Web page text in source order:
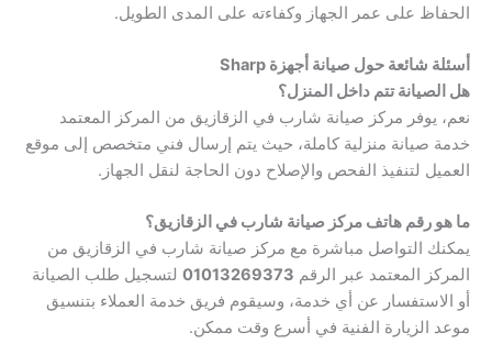
الحفاظ على عمر الجهاز وكفاءته على المدى الطويل.
أسئلة شائعة حول صيانة أجهزة Sharp
هل الصيانة تتم داخل المنزل؟
نعم، يوفر مركز صيانة شارب في الزقازيق من المركز المعتمد
خدمة صيانة منزلية كاملة، حيث يتم إرسال فني متخصص إلى موقع
العميل لتنفيذ الفحص والإصلاح دون الحاجة لنقل الجهاز.
ما هو رقم هاتف مركز صيانة شارب في الزقازيق؟
يمكنك التواصل مباشرة مع مركز صيانة شارب في الزقازيق من
المركز المعتمد عبر الرقم 01013269373 لتسجيل طلب الصيانة
أو الاستفسار عن أي خدمة، وسيقوم فريق خدمة العملاء بتنسيق
موعد الزيارة الفنية في أسرع وقت ممكن.